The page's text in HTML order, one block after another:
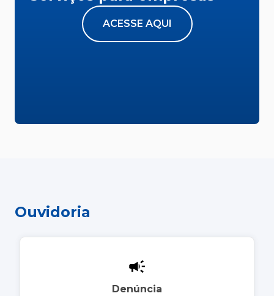
ACESSE AQUI
Ouvidoria
Denúncia